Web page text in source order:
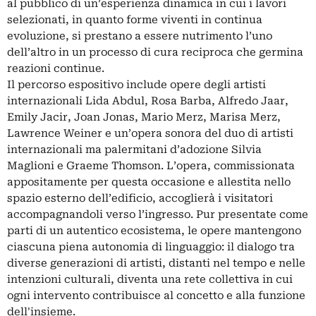
al pubblico di un’esperienza dinamica in cui i lavori
selezionati, in quanto forme viventi in continua
evoluzione, si prestano a essere nutrimento l’uno
dell’altro in un processo di cura reciproca che germina
reazioni continue.
Il percorso espositivo include opere degli artisti
internazionali Lida Abdul, Rosa Barba, Alfredo Jaar,
Emily Jacir, Joan Jonas, Mario Merz, Marisa Merz,
Lawrence Weiner e un’opera sonora del duo di artisti
internazionali ma palermitani d’adozione Silvia
Maglioni e Graeme Thomson. L’opera, commissionata
appositamente per questa occasione e allestita nello
spazio esterno dell’edificio, accoglierà i visitatori
accompagnandoli verso l’ingresso. Pur presentate come
parti di un autentico ecosistema, le opere mantengono
ciascuna piena autonomia di linguaggio: il dialogo tra
diverse generazioni di artisti, distanti nel tempo e nelle
intenzioni culturali, diventa una rete collettiva in cui
ogni intervento contribuisce al concetto e alla funzione
dell'insieme.